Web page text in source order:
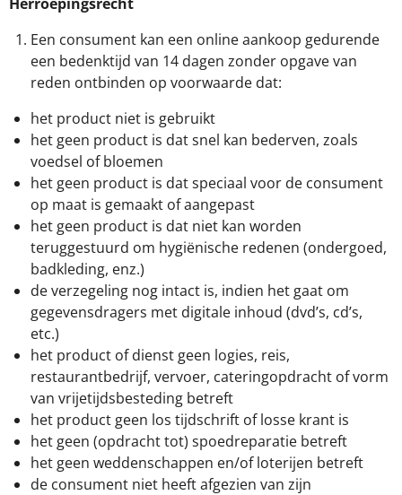
Een consument kan een online aankoop gedurende
een bedenktijd van 14 dagen zonder opgave van
reden ontbinden op voorwaarde dat:
het product niet is gebruikt
het geen product is dat snel kan bederven, zoals
voedsel of bloemen
het geen product is dat speciaal voor de consument
op maat is gemaakt of aangepast
het geen product is dat niet kan worden
teruggestuurd om hygiënische redenen (ondergoed,
badkleding, enz.)
de verzegeling nog intact is, indien het gaat om
gegevensdragers met digitale inhoud (dvd’s, cd’s,
etc.)
het product of dienst geen logies, reis,
restaurantbedrijf, vervoer, cateringopdracht of vorm
van vrijetijdsbesteding betreft
het product geen los tijdschrift of losse krant is
het geen (opdracht tot) spoedreparatie betreft
het geen weddenschappen en/of loterijen betreft
de consument niet heeft afgezien van zijn